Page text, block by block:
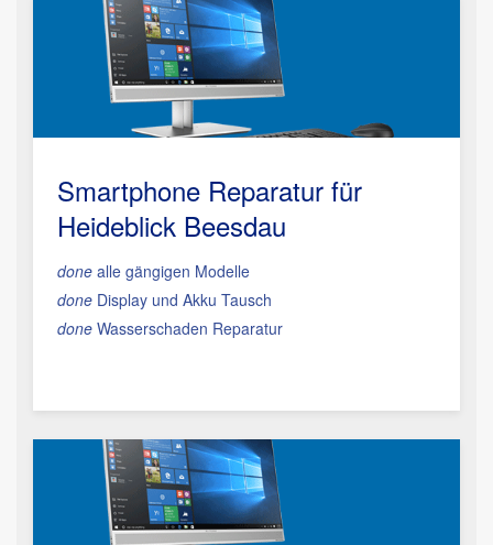
Smartphone Reparatur für
Heideblick Beesdau
done alle gängigen Modelle
done Display und Akku Tausch
done Wasserschaden Reparatur